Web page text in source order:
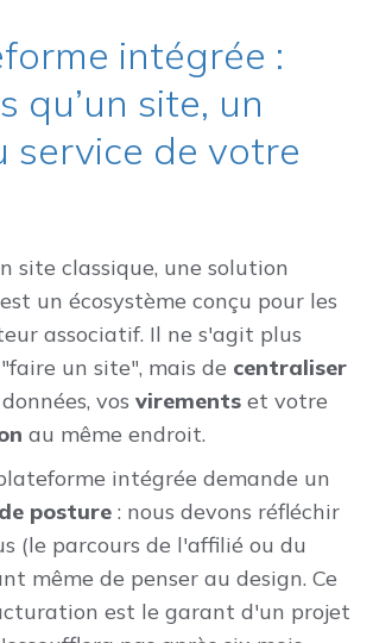
intégrée :
qu’un site, un
service de votre
site classique, une solution
un écosystème conçu pour les
associatif. Il ne s'agit plus
un site", mais de centraliser
vos virements et votre
au même endroit.
intégrée demande un
posture : nous devons réfléchir
(le parcours de l'affilié ou du
même de penser au design. Ce
est le garant d'un projet